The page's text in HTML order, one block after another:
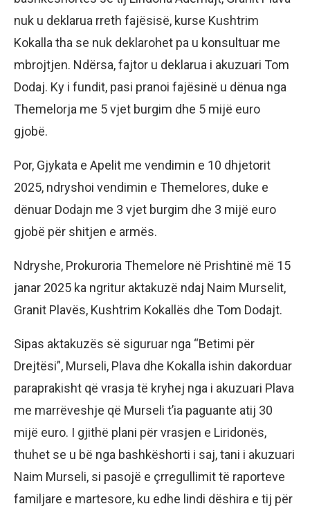
nuk u deklarua rreth fajësisë, kurse Kushtrim
Kokalla tha se nuk deklarohet pa u konsultuar me
mbrojtjen. Ndërsa, fajtor u deklarua i akuzuari Tom
Dodaj. Ky i fundit, pasi pranoi fajësinë u dënua nga
Themelorja me 5 vjet burgim dhe 5 mijë euro
gjobë.
Por, Gjykata e Apelit me vendimin e 10 dhjetorit
2025, ndryshoi vendimin e Themelores, duke e
dënuar Dodajn me 3 vjet burgim dhe 3 mijë euro
gjobë për shitjen e armës.
Ndryshe, Prokuroria Themelore në Prishtinë më 15
janar 2025 ka ngritur aktakuzë ndaj Naim Murselit,
Granit Plavës, Kushtrim Kokallës dhe Tom Dodajt.
Sipas aktakuzës së siguruar nga “Betimi për
Drejtësi”, Murseli, Plava dhe Kokalla ishin dakorduar
paraprakisht që vrasja të kryhej nga i akuzuari Plava
me marrëveshje që Murseli t’ia paguante atij 30
mijë euro. I gjithë plani për vrasjen e Liridonës,
thuhet se u bë nga bashkëshorti i saj, tani i akuzuari
Naim Murseli, si pasojë e çrregullimit të raporteve
familjare e martesore, ku edhe lindi dëshira e tij për